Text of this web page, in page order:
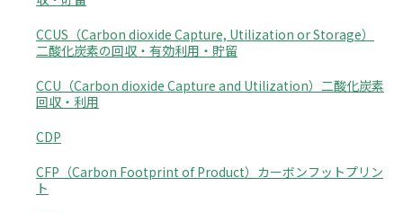
CCUS（Carbon dioxide Capture, Utilization or Storage）
二酸化炭素の回収・有効利用・貯留
CCU（Carbon dioxide Capture and Utilization）二酸化炭素
回収・利用
CDP
CFP（Carbon Footprint of Product）カーボンフットプリン
ト